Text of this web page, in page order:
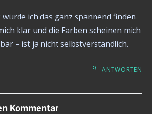
würde ich das ganz spannend finden.
klar und die Farben scheinen mich
– ist ja nicht selbstverständlich.
ANTWORTEN
Kommentar